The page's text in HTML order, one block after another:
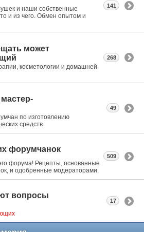
и наши собственные
и из чего. Обмен опытом и
141
может
косметологии и домашней
268
по изготовлению
средств
49
форумчанок
форума! Рецепты, основанные
и одобренные модераторами.
509
вопросы
17